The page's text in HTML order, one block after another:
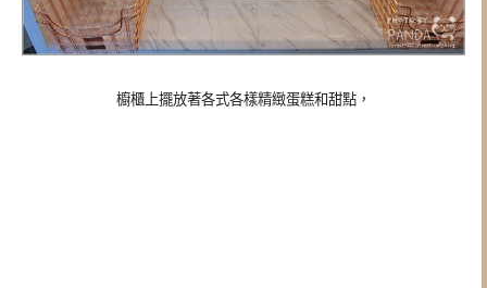
櫥櫃上擺放著各式各樣精緻蛋糕和甜點，